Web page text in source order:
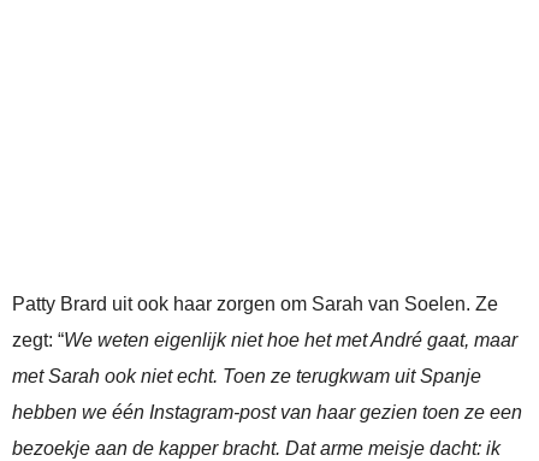
Patty Brard uit ook haar zorgen om Sarah van Soelen. Ze
zegt: “We weten eigenlijk niet hoe het met André gaat, maar
met Sarah ook niet echt. Toen ze terugkwam uit Spanje
hebben we één Instagram-post van haar gezien toen ze een
bezoekje aan de kapper bracht. Dat arme meisje dacht: ik